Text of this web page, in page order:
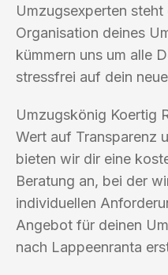
Umzugsexperten
Organisation deines
kümmern uns um alle
stressfrei auf dein
Umzugskönig Koertig
Wert auf Transparenz
bieten wir dir eine
Beratung an, bei der
individuellen
Angebot für deinen
nach Lappeenranta